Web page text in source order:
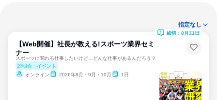
指定なし
【Web開催】社長が教える!スポーツ業界セミ
ナー
スポーツに関わる仕事したいけど…どんな仕事があるんだろう？
説明会・イベント
オンライン
2026年8月・9月・10月 1日
締切：8月31日